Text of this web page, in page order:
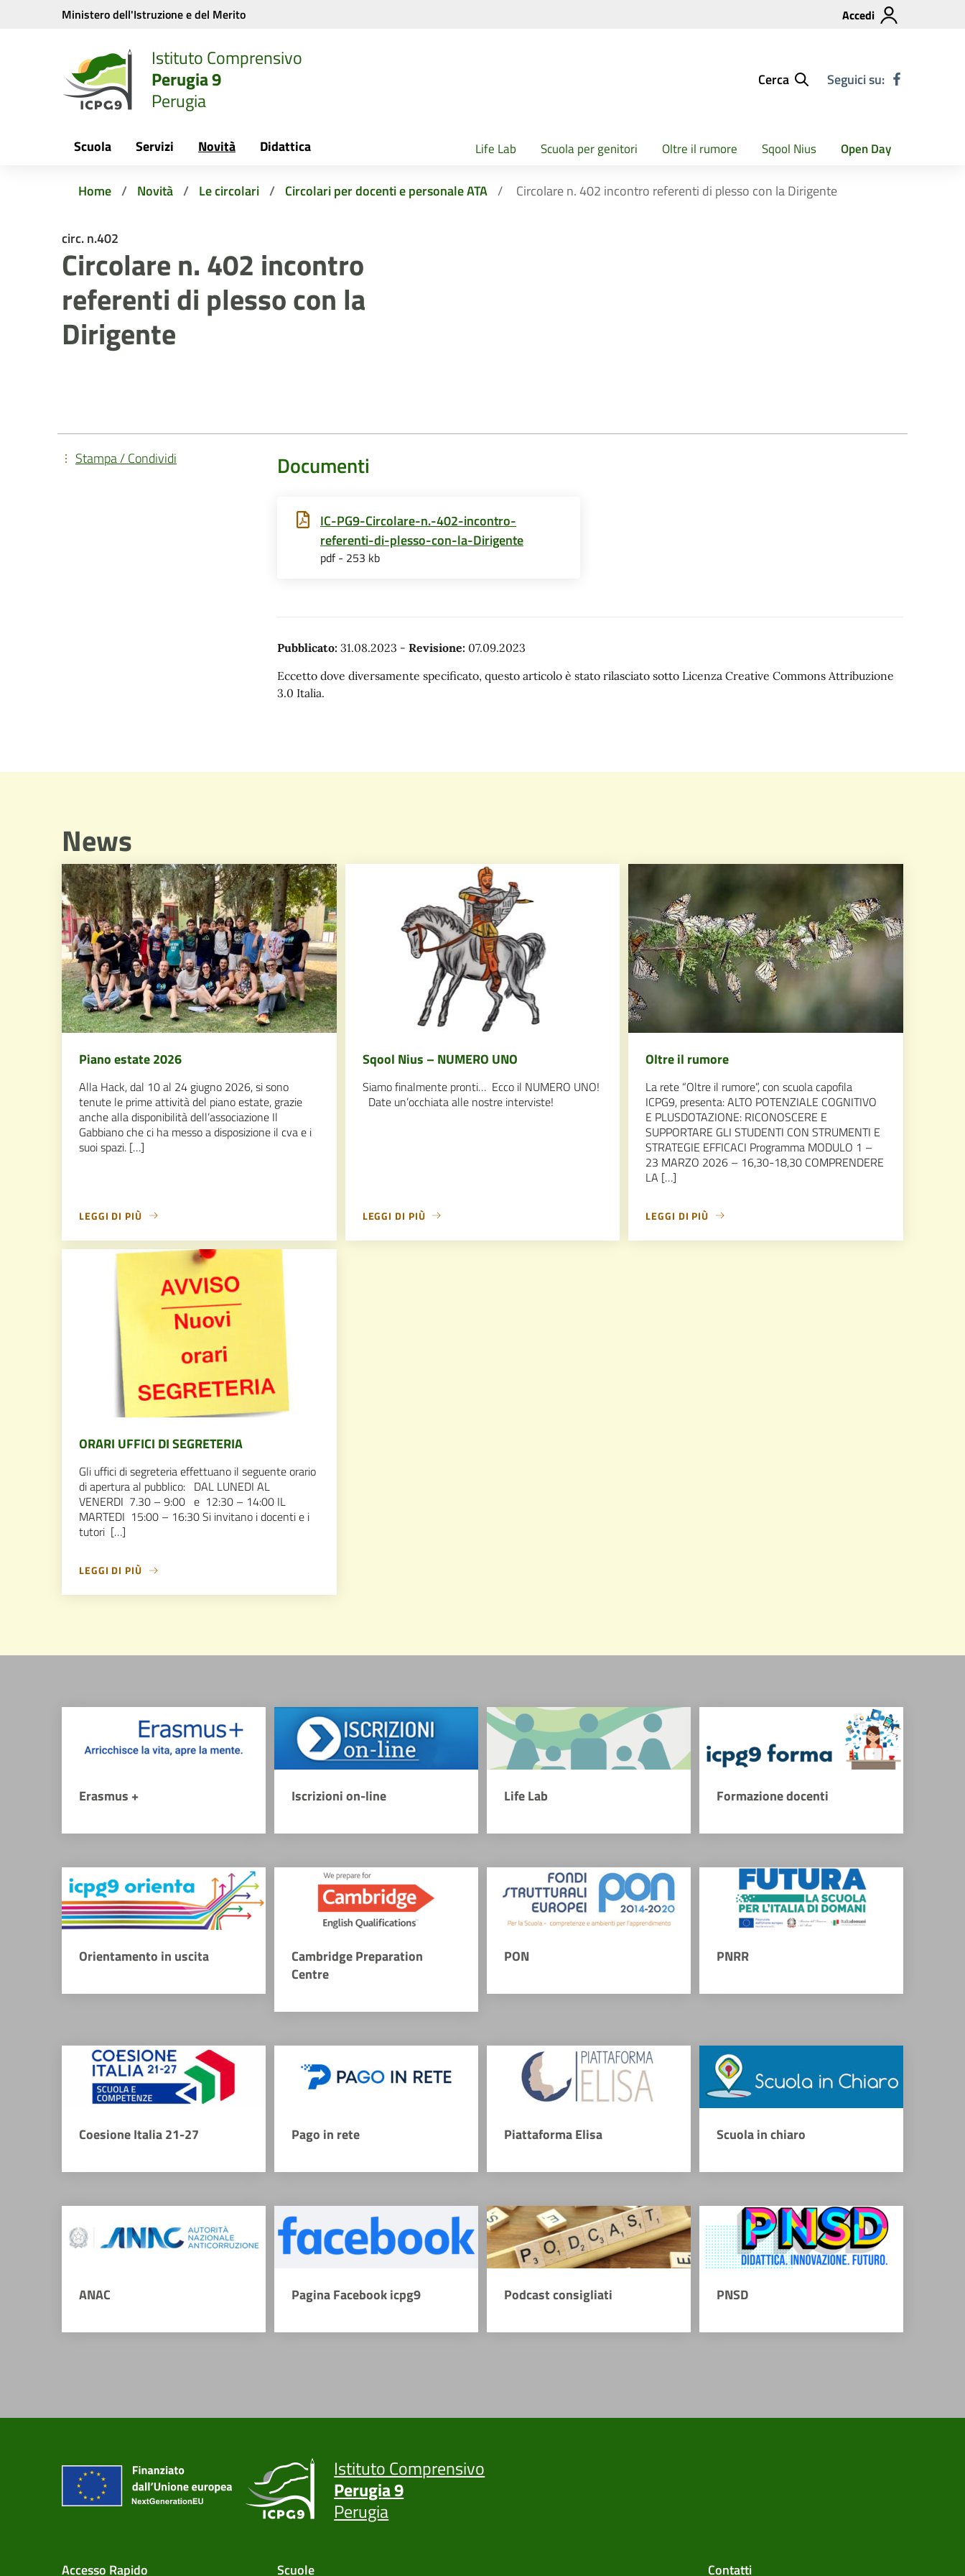
Vai ai contenuti
Vai al menu di navigazione
Ministero dell'Istruzione e del Merito Accedi
Istituto Comprensivo
Perugia 9
Perugia
Cerca Seguici su:
Scuola Servizi Novità Didattica Life Lab Scuola per genitori Oltre il rumore Sqool Nius Open Day
Home Novità Le circolari Circolari per docenti e personale ATA Circolare n. 402 incontro referenti di plesso con la Dirigente
circ. n.402
Circolare n. 402 incontro
referenti di plesso con la
Dirigente
Documenti
IC-PG9-Circolare-n.-402-incontro-
referenti-di-plesso-con-la-Dirigente
pdf - 253 kb
Pubblicato: 31.08.2023 - Revisione: 07.09.2023
Eccetto dove diversamente specificato, questo articolo è stato rilasciato sotto Licenza Creative Commons Attribuzione
3.0 Italia.
Stampa / Condividi
News
Piano estate 2026
Alla Hack, dal 10 al 24 giugno 2026, si sono
tenute le prime attività del piano estate, grazie
anche alla disponibilità dell’associazione Il
Gabbiano che ci ha messo a disposizione il cva e i
suoi spazi. […]
LEGGI DI PIÙ
Sqool Nius – NUMERO UNO
Siamo finalmente pronti… Ecco il NUMERO UNO!
Date un’occhiata alle nostre interviste!
LEGGI DI PIÙ
Oltre il rumore
La rete “Oltre il rumore”, con scuola capofila
ICPG9, presenta: ALTO POTENZIALE COGNITIVO
E PLUSDOTAZIONE: RICONOSCERE E
SUPPORTARE GLI STUDENTI CON STRUMENTI E
STRATEGIE EFFICACI Programma MODULO 1 –
23 MARZO 2026 – 16,30-18,30 COMPRENDERE
LA […]
LEGGI DI PIÙ
ORARI UFFICI DI SEGRETERIA
Gli uffici di segreteria effettuano il seguente orario
di apertura al pubblico: DAL LUNEDI AL
VENERDI 7.30 – 9:00 e 12:30 – 14:00 IL
MARTEDI 15:00 – 16:30 Si invitano i docenti e i
tutori […]
LEGGI DI PIÙ
Erasmus + Iscrizioni on-line Life Lab Formazione docenti
Orientamento in uscita
Cambridge Preparation
Centre
PON PNRR
Coesione Italia 21-27 Pago in rete Piattaforma Elisa Scuola in chiaro
ANAC Pagina Facebook icpg9 Podcast consigliati PNSD
Istituto Comprensivo
Perugia 9
Perugia
Accesso Rapido Scuole Contatti